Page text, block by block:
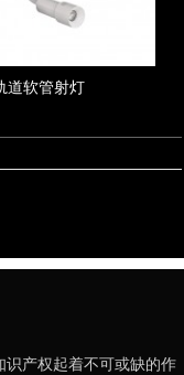
道软管射灯
产权起着不可或缺的作